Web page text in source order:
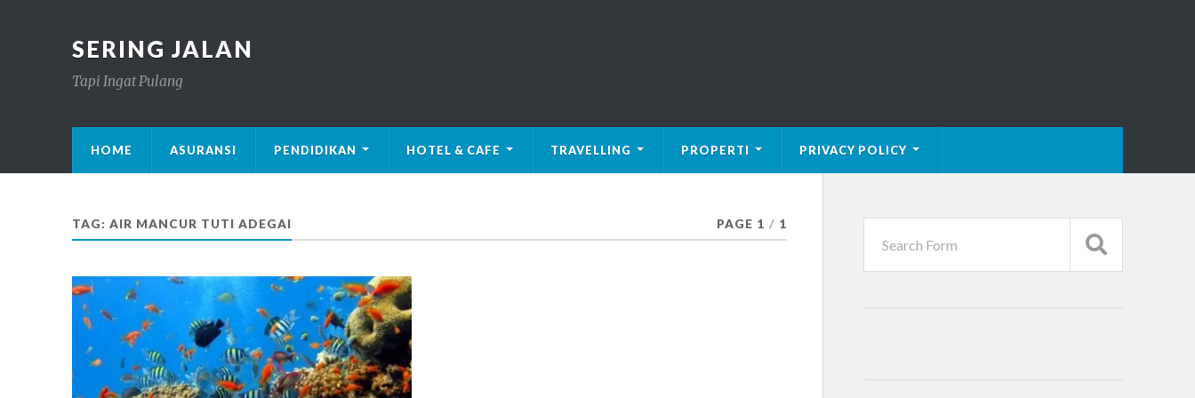
SERING JALAN
Tapi Ingat Pulang
HOME ASURANSI PENDIDIKAN HOTEL & CAFE TRAVELLING PROPERTI PRIVACY POLICY
TAG: AIR MANCUR TUTI ADEGAI PAGE 1 / 1